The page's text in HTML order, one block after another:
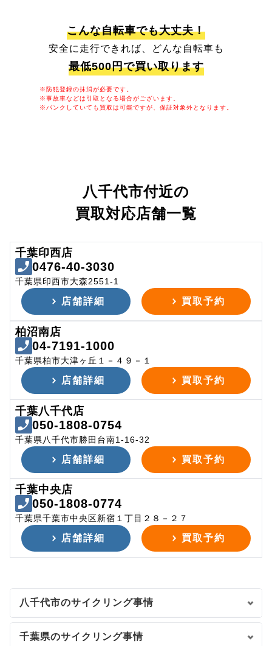
こんな自転車でも大丈夫！
安全に走行できれば、どんな自転車も
最低500円で買い取ります
※防犯登録の抹消が必要です。
※事故車などは引取となる場合がございます。
※パンクしていても買取は可能ですが、保証対象外となります。
八千代市付近の
買取対応店舗一覧
千葉印西店
0476-40-3030
千葉県印西市大森2551-1
店舗詳細 買取予約
柏沼南店
04-7191-1000
千葉県柏市大津ヶ丘１－４９－１
店舗詳細 買取予約
千葉八千代店
050-1808-0754
千葉県八千代市勝田台南1-16-32
店舗詳細 買取予約
千葉中央店
050-1808-0774
千葉県千葉市中央区新宿１丁目２８－２７
店舗詳細 買取予約
八千代市のサイクリング事情
千葉県のサイクリング事情